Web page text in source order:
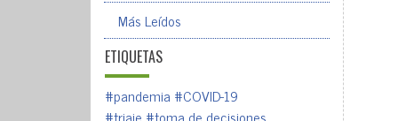
Más Leídos
ETIQUETAS
#pandemia #COVID-19